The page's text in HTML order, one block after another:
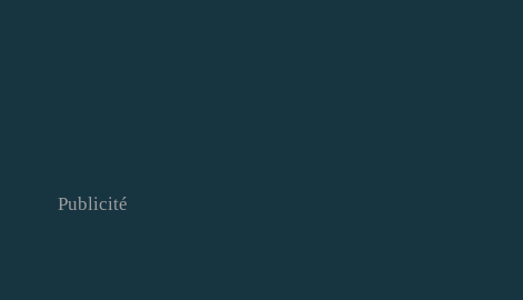
Publicité